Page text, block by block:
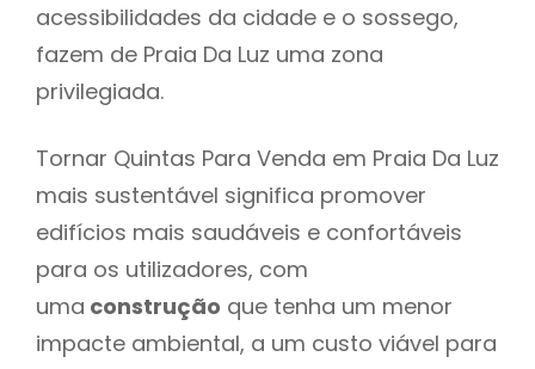
acessibilidades da cidade e o sossego,
fazem de Praia Da Luz uma zona
privilegiada.
Tornar Quintas Para Venda em Praia Da Luz
mais sustentável significa promover
edifícios mais saudáveis e confortáveis
para os utilizadores, com
uma construção que tenha um menor
impacte ambiental, a um custo viável para